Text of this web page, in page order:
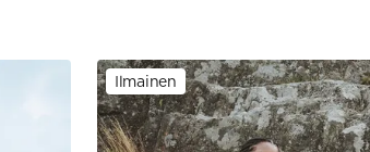
Ilmainen